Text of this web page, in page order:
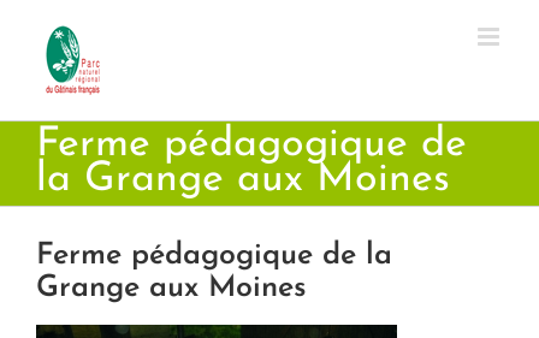
contenu
Ferme pédagogique de
la Grange aux Moines
Ferme pédagogique de la
Grange aux Moines